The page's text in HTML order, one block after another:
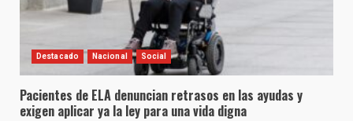
Destacado Nacional Social
Pacientes de ELA denuncian retrasos en las ayudas y
exigen aplicar ya la ley para una vida digna